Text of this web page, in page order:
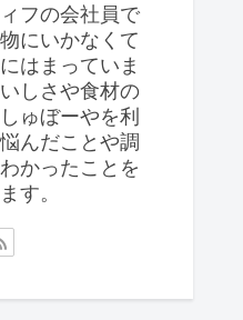
フの会社員で
にいかなくて
はまっていま
しさや食材の
ゅぼーやを利
んだことや調
かったことを
す。